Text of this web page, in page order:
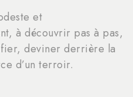
et
à découvrir pas à pas,
deviner derrière la
d’un terroir.